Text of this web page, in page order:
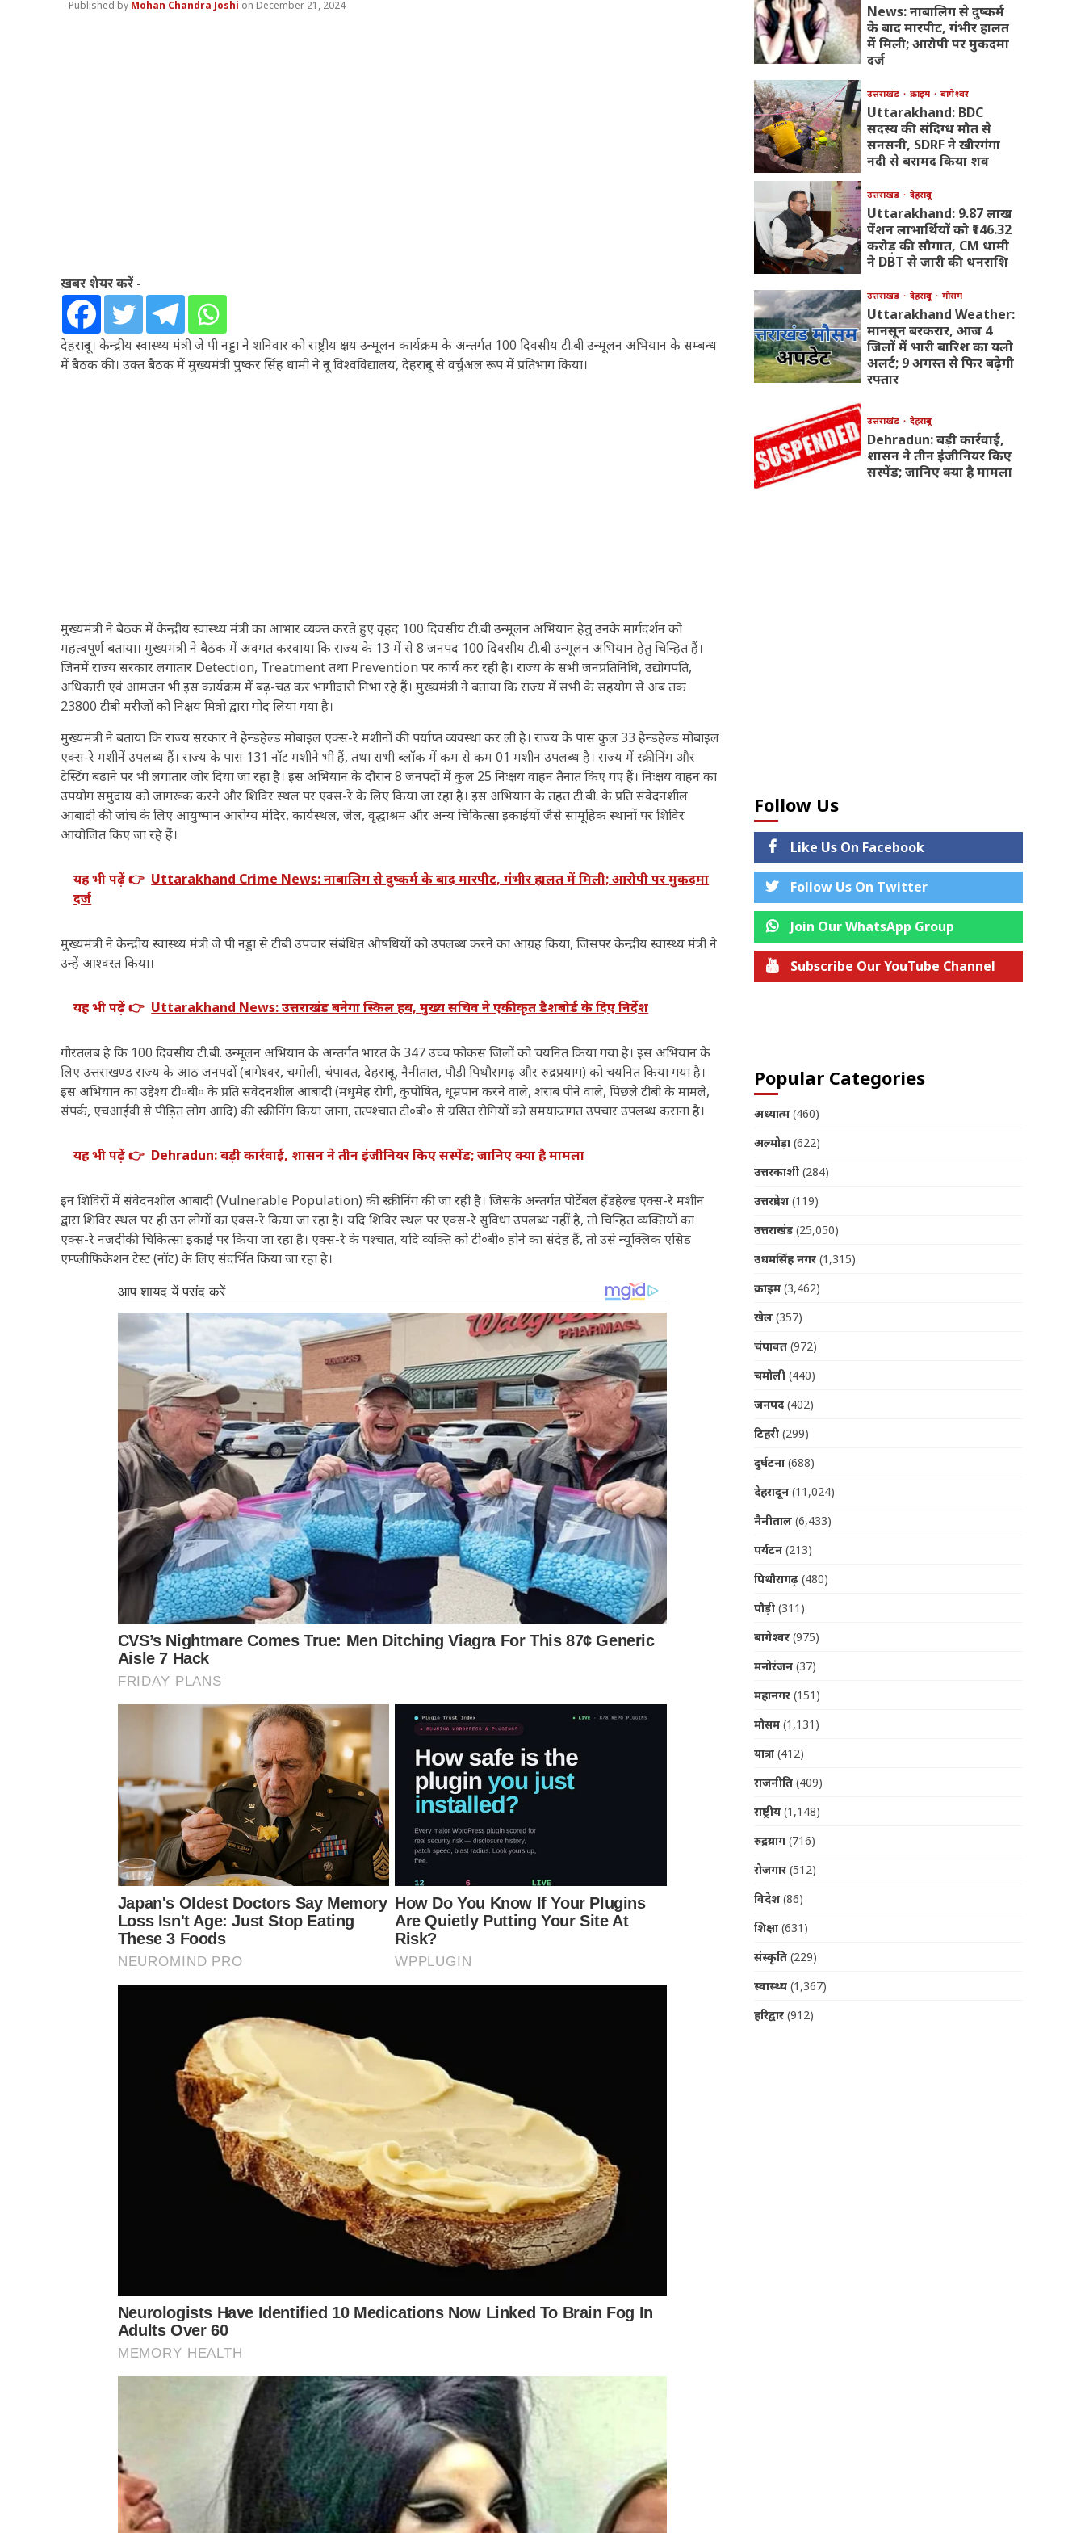
Mohan Chandra Joshi December 21, 2024
ख़बर शेयर करें -
देहरादून। केन्द्रीय स्वास्थ्य मंत्री जे पी नड्डा ने शनिवार को राष्ट्रीय क्षय उन्मूलन कार्यक्रम के अन्तर्गत 100 दिवसीय टी.बी उन्मूलन अभियान के सम्बन्ध
में बैठक की। उक्त बैठक में मुख्यमंत्री पुष्कर सिंह धामी ने दून विश्वविद्यालय, देहरादून से वर्चुअल रूप में प्रतिभाग किया।
मुख्यमंत्री ने बैठक में केन्द्रीय स्वास्थ्य मंत्री का आभार व्यक्त करते हुए वृहद 100 दिवसीय टी.बी उन्मूलन अभियान हेतु उनके मार्गदर्शन को
महत्वपूर्ण बताया। मुख्यमंत्री ने बैठक में अवगत करवाया कि राज्य के 13 में से 8 जनपद 100 दिवसीय टी.बी उन्मूलन अभियान हेतु चिन्हित हैं।
जिनमें राज्य सरकार लगातार Detection, Treatment तथा Prevention पर कार्य कर रही है। राज्य के सभी जनप्रतिनिधि, उद्योगपति,
अधिकारी एवं आमजन भी इस कार्यक्रम में बढ़-चढ़ कर भागीदारी निभा रहे हैं। मुख्यमंत्री ने बताया कि राज्य में सभी के सहयोग से अब तक
23800 टीबी मरीजों को निक्षय मित्रो द्वारा गोद लिया गया है।
मुख्यमंत्री ने बताया कि राज्य सरकार ने हैन्डहेल्ड मोबाइल एक्स-रे मशीनों की पर्याप्त व्यवस्था कर ली है। राज्य के पास कुल 33 हैन्डहेल्ड मोबाइल
एक्स-रे मशीनें उपलब्ध हैं। राज्य के पास 131 नॉट मशीने भी हैं, तथा सभी ब्लॉक में कम से कम 01 मशीन उपलब्ध है। राज्य में स्क्रीनिंग और
टेस्टिंग बढाने पर भी लगातार जोर दिया जा रहा है। इस अभियान के दौरान 8 जनपदों में कुल 25 निःक्षय वाहन तैनात किए गए हैं। निःक्षय वाहन का
उपयोग समुदाय को जागरूक करने और शिविर स्थल पर एक्स-रे के लिए किया जा रहा है। इस अभियान के तहत टी.बी. के प्रति संवेदनशील
आबादी की जांच के लिए आयुष्मान आरोग्य मंदिर, कार्यस्थल, जेल, वृद्धाश्रम और अन्य चिकित्सा इकाईयों जैसे सामूहिक स्थानों पर शिविर
आयोजित किए जा रहे हैं।
यह भी पढ़ें 👉 Uttarakhand Crime News: नाबालिग से दुष्कर्म के बाद मारपीट, गंभीर हालत में मिली; आरोपी पर मुकदमा
दर्ज
मुख्यमंत्री ने केन्द्रीय स्वास्थ्य मंत्री जे पी नड्डा से टीबी उपचार संबंधित औषधियों को उपलब्ध करने का आग्रह किया, जिसपर केन्द्रीय स्वास्थ्य मंत्री ने
उन्हें आश्वस्त किया।
यह भी पढ़ें 👉 Uttarakhand News: उत्तराखंड बनेगा स्किल हब, मुख्य सचिव ने एकीकृत डैशबोर्ड के दिए निर्देश
गौरतलब है कि 100 दिवसीय टी.बी. उन्मूलन अभियान के अन्तर्गत भारत के 347 उच्च फोकस जिलों को चयनित किया गया है। इस अभियान के
लिए उत्तराखण्ड राज्य के आठ जनपदों (बागेश्वर, चमोली, चंपावत, देहरादून, नैनीताल, पौड़ी पिथौरागढ़ और रुद्रप्रयाग) को चयनित किया गया है।
इस अभियान का उद्देश्य टी०बी० के प्रति संवेदनशील आबादी (मधुमेह रोगी, कुपोषित, धूम्रपान करने वाले, शराब पीने वाले, पिछले टीबी के मामले,
संपर्क, एचआईवी से पीड़ित लोग आदि) की स्क्रीनिंग किया जाना, तत्पश्चात टी०बी० से ग्रसित रोगियों को समयान्र्तगत उपचार उपलब्ध कराना है।
यह भी पढ़ें 👉 Dehradun: बड़ी कार्रवाई, शासन ने तीन इंजीनियर किए सस्पेंड; जानिए क्या है मामला
इन शिविरों में संवेदनशील आबादी (Vulnerable Population) की स्क्रीनिंग की जा रही है। जिसके अन्तर्गत पोर्टेबल हँडहेल्ड एक्स-रे मशीन
द्वारा शिविर स्थल पर ही उन लोगों का एक्स-रे किया जा रहा है। यदि शिविर स्थल पर एक्स-रे सुविधा उपलब्ध नहीं है, तो चिन्हित व्यक्तियों का
एक्स-रे नजदीकी चिकित्सा इकाई पर किया जा रहा है। एक्स-रे के पश्चात, यदि व्यक्ति को टी०बी० होने का संदेह हैं, तो उसे न्यूक्लिक एसिड
एम्प्लीफिकेशन टेस्ट (नॉट) के लिए संदर्भित किया जा रहा है।
News: नाबालिग से दुष्कर्म
के बाद मारपीट, गंभीर हालत
में मिली; आरोपी पर मुकदमा
दर्ज
उत्तराखंड क्राइम बागेश्वर
Uttarakhand: BDC
सदस्य की संदिग्ध मौत से
सनसनी, SDRF ने खीरगंगा
नदी से बरामद किया शव
उत्तराखंड देहरादून
Uttarakhand: 9.87 लाख
पेंशन लाभार्थियों को ₹146.32
करोड़ की सौगात, CM धामी
ने DBT से जारी की धनराशि
उत्तराखंड देहरादून मौसम
Uttarakhand Weather:
मानसून बरकरार, आज 4
जिलों में भारी बारिश का यलो
अलर्ट; 9 अगस्त से फिर बढ़ेगी
रफ्तार
उत्तराखंड देहरादून
Dehradun: बड़ी कार्रवाई,
शासन ने तीन इंजीनियर किए
सस्पेंड; जानिए क्या है मामला
Follow Us
Like Us On Facebook
Follow Us On Twitter
Join Our WhatsApp Group
Subscribe Our YouTube Channel
Popular Categories
अध्यात्म(460)
अल्मोड़ा(622)
उत्तरकाशी(284)
उत्तरप्रदेश(119)
उत्तराखंड(25,050)
उधमसिंह नगर(1,315)
क्राइम(3,462)
खेल(357)
चंपावत(972)
चमोली(440)
जनपद(402)
टिहरी(299)
दुर्घटना(688)
देहरादून(11,024)
नैनीताल(6,433)
पर्यटन(213)
पिथौरागढ़(480)
पौड़ी(311)
बागेश्वर(975)
मनोरंजन(37)
महानगर(151)
मौसम(1,131)
यात्रा(412)
राजनीति(409)
राष्ट्रीय(1,148)
रुद्रप्रयाग(716)
रोजगार(512)
विदेश(86)
शिक्षा(631)
संस्कृति(229)
स्वास्थ्य(1,367)
हरिद्वार(912)